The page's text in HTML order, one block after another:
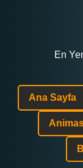
En
Ana Sayfa